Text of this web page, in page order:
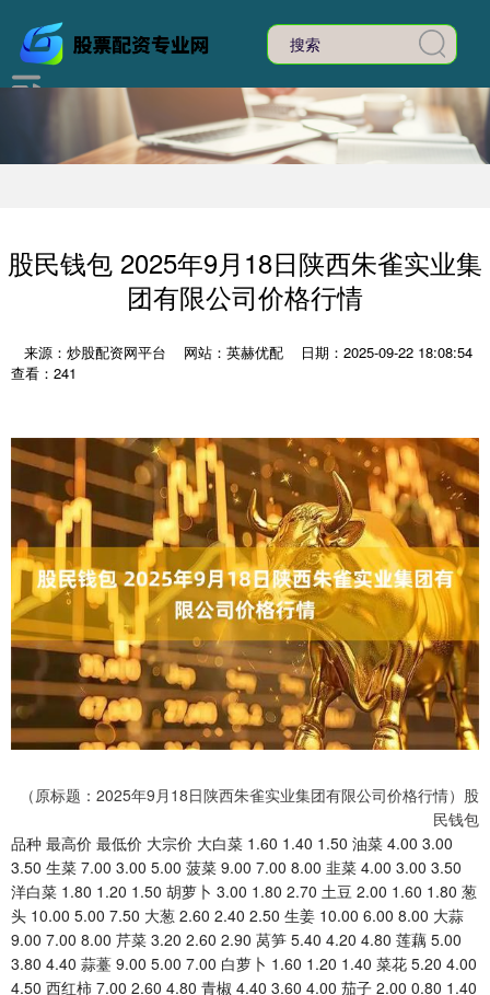
股民钱包 2025年9月18日陕西朱雀实业集
团有限公司价格行情
来源：炒股配资网平台 网站：英赫优配
日期：2025-09-22 18:08:54
查看：241
（原标题：2025年9月18日陕西朱雀实业集团有限公司价格行情）股
民钱包
品种 最高价 最低价 大宗价 大白菜 1.60 1.40 1.50 油菜 4.00 3.00
3.50 生菜 7.00 3.00 5.00 菠菜 9.00 7.00 8.00 韭菜 4.00 3.00 3.50
洋白菜 1.80 1.20 1.50 胡萝卜 3.00 1.80 2.70 土豆 2.00 1.60 1.80 葱
头 10.00 5.00 7.50 大葱 2.60 2.40 2.50 生姜 10.00 6.00 8.00 大蒜
9.00 7.00 8.00 芹菜 3.20 2.60 2.90 莴笋 5.40 4.20 4.80 莲藕 5.00
3.80 4.40 蒜薹 9.00 5.00 7.00 白萝卜 1.60 1.20 1.40 菜花 5.20 4.00
4.50 西红柿 7.00 2.60 4.80 青椒 4.40 3.60 4.00 茄子 2.00 0.80 1.40